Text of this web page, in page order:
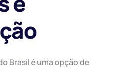
Brasil é uma opção de